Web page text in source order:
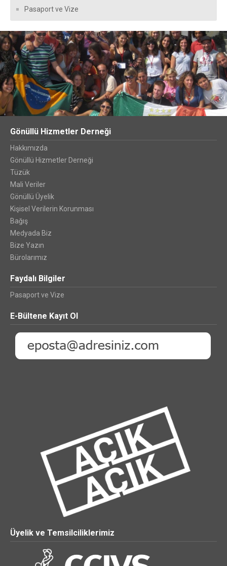
Pasaport ve Vize
Gönüllü Hizmetler Derneği
Hakkımızda
Gönüllü Hizmetler Derneği
Tüzük
Mali Veriler
Gönüllü Üyelik
Kişisel Verilerin Korunması
Bağış
Medyada Biz
Bize Yazın
Bürolarımız
Faydalı Bilgiler
Pasaport ve Vize
E-Bültene Kayıt Ol
Üyelik ve Temsilciliklerimiz